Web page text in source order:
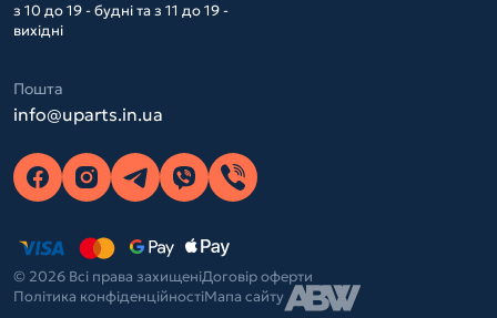
з 10 до 19 - будні та з 11 до 19 -
вихідні
Пошта
info@uparts.in.ua
© 2026 Всі права захищеніДоговір оферти
Політика конфіденційностіМапа сайту